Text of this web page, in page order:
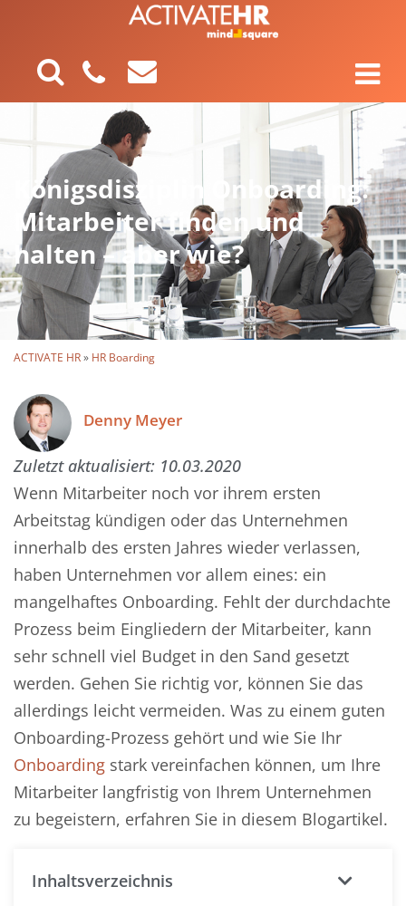
Königsdisziplin Onboarding:
Mitarbeiter finden und
halten – aber wie?
ACTIVATE HR» HR Boarding
Denny Meyer
Zuletzt aktualisiert: 10.03.2020
Wenn Mitarbeiter noch vor ihrem ersten
Arbeitstag kündigen oder das Unternehmen
innerhalb des ersten Jahres wieder verlassen,
haben Unternehmen vor allem eines: ein
mangelhaftes Onboarding. Fehlt der durchdachte
Prozess beim Eingliedern der Mitarbeiter, kann
sehr schnell viel Budget in den Sand gesetzt
werden. Gehen Sie richtig vor, können Sie das
allerdings leicht vermeiden. Was zu einem guten
Onboarding-Prozess gehört und wie Sie Ihr
Onboarding stark vereinfachen können, um Ihre
Mitarbeiter langfristig von Ihrem Unternehmen
zu begeistern, erfahren Sie in diesem Blogartikel.
Inhaltsverzeichnis